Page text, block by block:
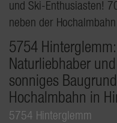
5754
Naturliebhaber
sonniges
Hochalmbahn in
5754 Hinterglemm